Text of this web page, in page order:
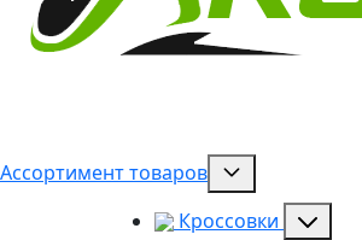
Ассортимент товаров
Кроссовки